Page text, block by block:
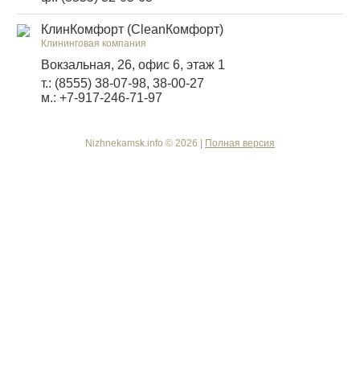
КлинКомфорт (CleanКомфорт)
Клининговая компания
Вокзальная, 26, офис 6, этаж 1
т.: (8555) 38-07-98, 38-00-27
м.: +7-917-246-71-97
Nizhnekamsk.info © 2026 | Полная версия